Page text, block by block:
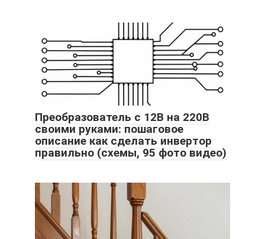
Преобразователь с 12В на 220В
своими руками: пошаговое
описание как сделать инвертор
правильно (схемы, 95 фото видео)